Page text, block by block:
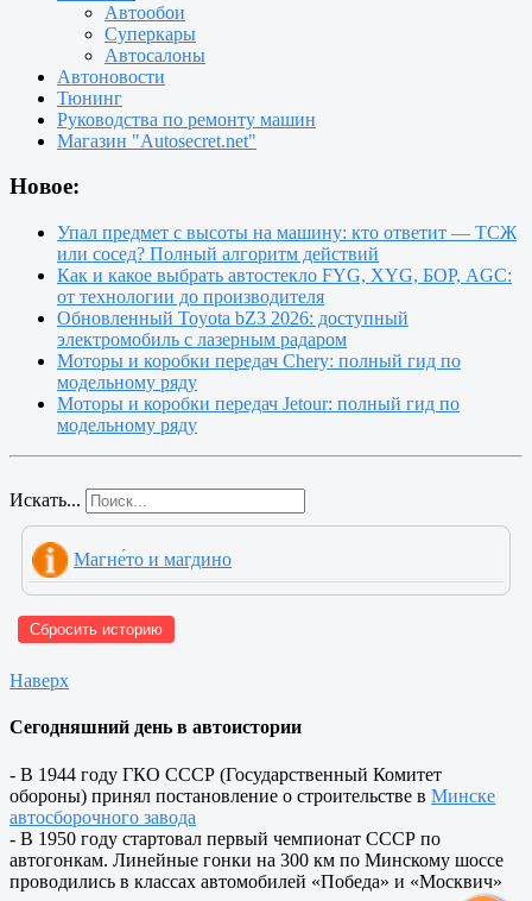
Автообои
Суперкары
Автосалоны
Автоновости
Тюнинг
Руководства по ремонту машин
Магазин "Autosecret.net"
Новое:
Упал предмет с высоты на машину: кто ответит — ТСЖ
или сосед? Полный алгоритм действий
Как и какое выбрать автостекло FYG, XYG, БОР, AGC:
от технологии до производителя
Обновленный Toyota bZ3 2026: доступный
электромобиль с лазерным радаром
Моторы и коробки передач Chery: полный гид по
модельному ряду
Моторы и коробки передач Jetour: полный гид по
модельному ряду
Искать...
Магне́то и магдино
Сбросить историю
Наверх
Сегодняшний день в автоистории
- В 1944 году ГКО СССР (Государственный Комитет
обороны) принял постановление о строительстве в Минске
автосборочного завода
- В 1950 году стартовал первый чемпионат СССР по
автогонкам. Линейные гонки на 300 км по Минскому шоссе
проводились в классах автомобилей «Победа» и «Москвич»